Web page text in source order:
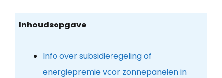
Inhoudsopgave
Info over subsidieregeling of
energiepremie voor zonnepanelen in